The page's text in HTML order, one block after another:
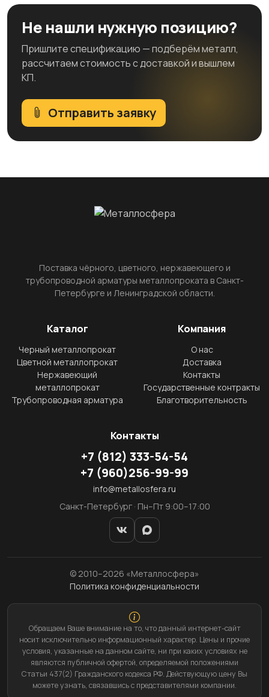
Не нашли нужную позицию?
Пришлите спецификацию — подберём металл,
рассчитаем стоимость с доставкой и вышлем
КП.
Отправить заявку
Поставка чёрного, цветного, нержавеющего и
трубопроводной арматуры металлопроката в Санкт-
Петербурге и Ленинградской области.
Каталог
Черный металлопрокат
Цветной металлопрокат
Нержавеющий
металлопрокат
Трубопроводная арматура
Компания
О нас
Доставка
Контакты
Государственные контракты
Благотворительность
Контакты
+7 (812) 333-54-54
+7 (960)256-99-99
info@metallosfera.ru
Санкт-Петербург · Пн–Пт 9:00–17:00
© 2010–2026 «Металлосфера»
Политика конфиденциальности
Обращаем Ваше внимание на то, что данный интернет-сайт
носит исключительно информационный характер. Цены и прочие
условия, указанные на данном сайте, ни при каких условиях не
являются публичной офертой, определяемой положениями
Статьи 437(2) Гражданского кодекса РФ. Действующую цену Вы
можете узнать, связавшись с представителями компании.